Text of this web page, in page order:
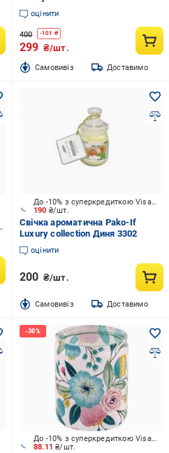
оцінити
400 -101 ₴
299 ₴/шт.
Cамовивіз Доставимо
190 ₴/шт.
До -10% з суперкредиткою Visa Вигода
Свічка ароматична Pako-If
Luxury collection Диня 3302
оцінити
200 ₴/шт.
Cамовивіз Доставимо
88.11₴/шт.
До -10% з суперкредиткою Visa Вигода